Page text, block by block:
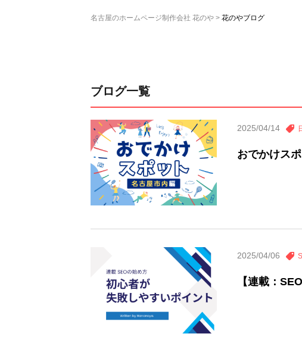
名古屋のホームページ制作会社 花のや 花のやブログ
ブログ一覧
2025/04/14
おでかけス
2025/04/06
【連載：